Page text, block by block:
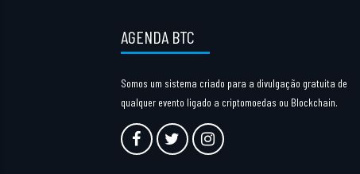
AGENDA BTC
Somos um sistema criado para a divulgação gratuita de
qualquer evento ligado a criptomoedas ou Blockchain.